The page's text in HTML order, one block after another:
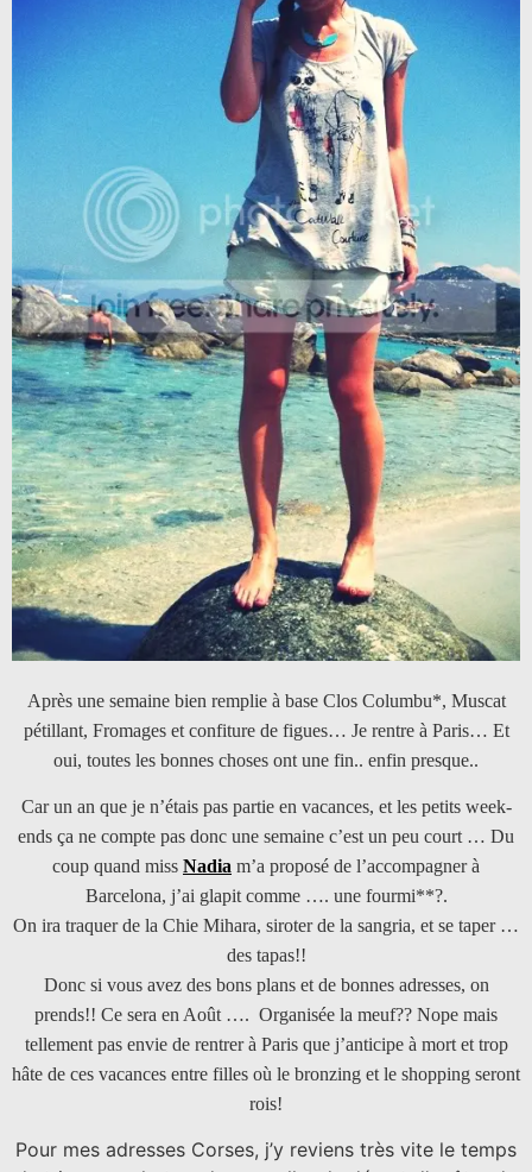
Après une semaine bien remplie à base Clos Columbu*, Muscat
pétillant, Fromages et confiture de figues… Je rentre à Paris… Et
oui, toutes les bonnes choses ont une fin.. enfin presque..
Car un an que je n’étais pas partie en vacances, et les petits week-
ends ça ne compte pas donc une semaine c’est un peu court … Du
coup quand miss Nadia m’a proposé de l’accompagner à
Barcelona, j’ai glapit comme …. une fourmi**?.
On ira traquer de la Chie Mihara, siroter de la sangria, et se taper …
des tapas!!
Donc si vous avez des bons plans et de bonnes adresses, on
prends!! Ce sera en Août …. Organisée la meuf?? Nope mais
tellement pas envie de rentrer à Paris que j’anticipe à mort et trop
hâte de ces vacances entre filles où le bronzing et le shopping seront
rois!
Pour mes adresses Corses, j’y reviens très vite le temps